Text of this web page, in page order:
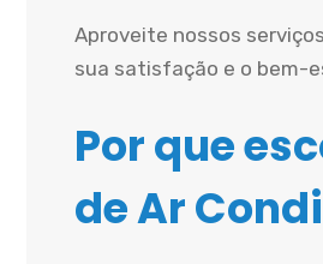
Aproveite nossos
sua satisfação e o bem-
Por que
de Ar